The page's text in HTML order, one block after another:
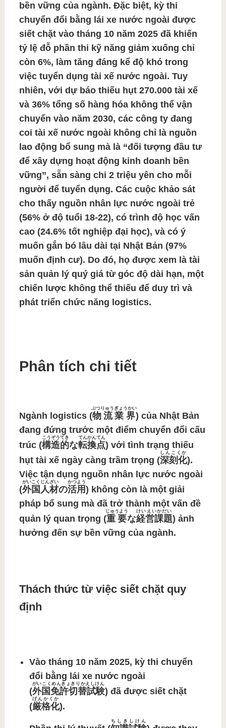
bền vững của ngành. Đặc biệt, kỳ thi
chuyển đổi bằng lái xe nước ngoài được
siết chặt vào tháng 10 năm 2025 đã khiến
tỷ lệ đỗ phần thi kỹ năng giảm xuống chỉ
còn 6%, làm tăng đáng kể độ khó trong
việc tuyển dụng tài xế nước ngoài. Tuy
nhiên, với dự báo thiếu hụt 270.000 tài xế
và 36% tổng số hàng hóa không thể vận
chuyển vào năm 2030, các công ty đang
coi tài xế nước ngoài không chỉ là nguồn
lao động bổ sung mà là “đối tượng đầu tư
để xây dựng hoạt động kinh doanh bền
vững”, sẵn sàng chi 2 triệu yên cho mỗi
người để tuyển dụng. Các cuộc khảo sát
cho thấy nguồn nhân lực nước ngoài trẻ
(56% ở độ tuổi 18-22), có trình độ học vấn
cao (24.6% tốt nghiệp đại học), và có ý
muốn gắn bó lâu dài tại Nhật Bản (97%
muốn định cư). Do đó, họ được xem là tài
sản quản lý quý giá từ góc độ dài hạn, một
chiến lược không thể thiếu để duy trì và
phát triển chức năng logistics.
Phân tích chi tiết
Ngành logistics (物流業界
ぶつりゅうぎょうかい
) của Nhật Bản
đang đứng trước một điểm chuyển đổi cấu
trúc (構造的
こうぞうてき
な転換点
てんかんてん
) với tình trạng thiếu
hụt tài xế ngày càng trầm trọng (深刻化
しんこくか
).
Việc tận dụng nguồn nhân lực nước ngoài
(外国人材
がいこくじんざい
の活用
かつよう
) không còn là một giải
pháp bổ sung mà đã trở thành một vấn đề
quản lý quan trọng (重要
じゅうよう
な経営課題
けいえいかだい
) ảnh
hưởng đến sự bền vững của ngành.
Thách thức từ việc siết chặt quy
định
Vào tháng 10 năm 2025, kỳ thi chuyển
đổi bằng lái xe nước ngoài
(外国免許切替試験
がいこくめんきょきりかえしけん
) đã được siết chặt
(厳格化
げんかくか
).
ちしきしけん